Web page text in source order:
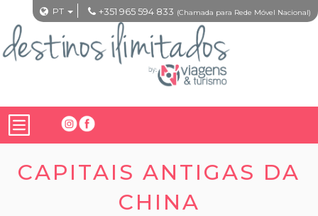
PT +351 965 594 833 (Chamada para Rede Móvel Nacional)
CAPITAIS ANTIGAS DA
CHINA